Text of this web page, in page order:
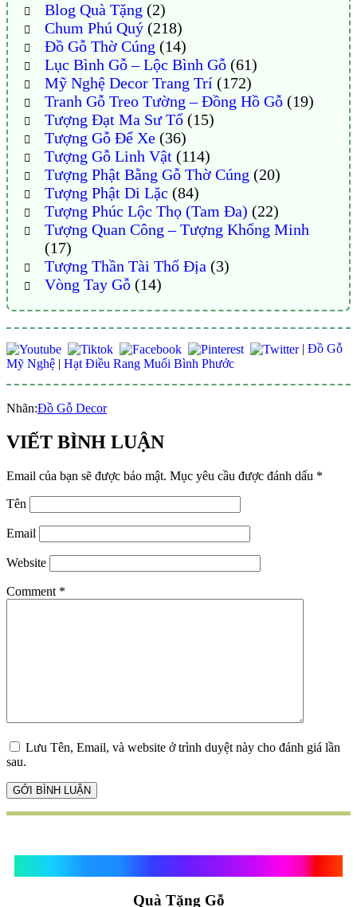
Blog Quà Tặng (2)
Chum Phú Quý(218)
Đồ Gỗ Thờ Cúng (14)
Lục Bình Gỗ – Lộc Bình Gỗ(61)
Mỹ Nghệ Decor Trang Trí(172)
Tranh Gỗ Treo Tường – Đồng Hồ Gỗ(19)
Tượng Đạt Ma Sư Tổ(15)
Tượng Gỗ Để Xe(36)
Tượng Gỗ Linh Vật(114)
Tượng Phật Bằng Gỗ Thờ Cúng (20)
Tượng Phật Di Lặc (84)
Tượng Phúc Lộc Thọ (Tam Đa) (22)
Tượng Quan Công – Tượng Khổng Minh
(17)
Tượng Thần Tài Thổ Địa (3)
Vòng Tay Gỗ(14)
| Đồ Gỗ
Mỹ Nghệ | Hạt Điều Rang Muối Bình Phước
Nhãn:Đồ Gỗ Decor
VIẾT BÌNH LUẬN
Email của bạn sẽ được bảo mật. Mục yêu cầu được đánh dấu *
Tên
Email
Website
Comment *
Lưu Tên, Email, và website ở trình duyệt này cho đánh giá lần
sau.
Quà Tặng Gỗ